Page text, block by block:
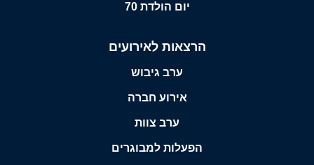
יום הולדת 70
הרצאות לאירועים
ערב גיבוש
אירוע חברה
ערב צוות
הפעלות למבוגרים